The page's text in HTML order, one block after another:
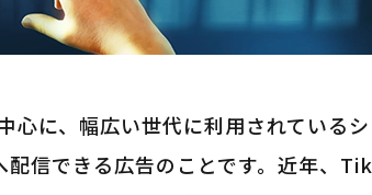
に、幅広い世代に利用されているシ
信できる広告のことです。近年、Tik